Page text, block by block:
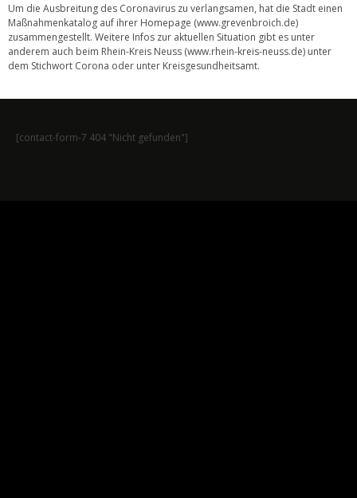
Um die Ausbreitung des Coronavirus zu verlangsamen, hat die Stadt einen
Maßnahmenkatalog auf ihrer Homepage (www.grevenbroich.de)
zusammengestellt. Weitere Infos zur aktuellen Situation gibt es unter
anderem auch beim Rhein-Kreis Neuss (www.rhein-kreis-neuss.de) unter
dem Stichwort Corona oder unter Kreisgesundheitsamt.
[contact-form-7 404 "Nicht gefunden"]